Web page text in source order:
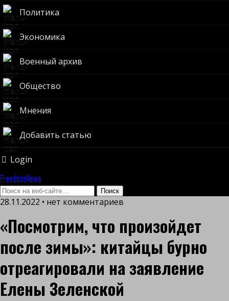
Политика
Экономика
Военный архив
Общество
Мнения
Добавить статью
Login
FreedomNews
28.11.2022 • нет комментариев
«Посмотрим, что произойдет
после зимы»: китайцы бурно
отреагировали на заявление
Елены Зеленской